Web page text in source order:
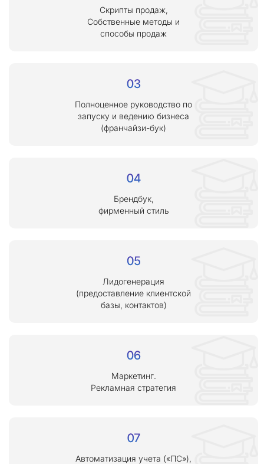
Скрипты продаж,
Собственные методы и
способы продаж
Полноценное руководство по
запуску и ведению бизнеса
(франчайзи-бук)
Брендбук,
фирменный стиль
Лидогенерация
(предоставление клиентской
базы, контактов)
Маркетинг.
Рекламная стратегия
Автоматизация учета («ПС»),